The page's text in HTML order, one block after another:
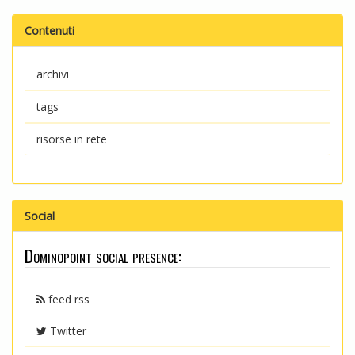
Contenuti
archivi
tags
risorse in rete
Social
Dominopoint social presence:
feed rss
Twitter